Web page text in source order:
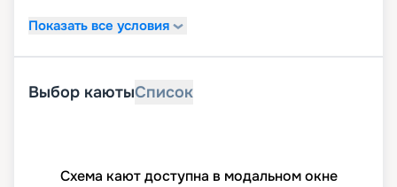
Показать все условия
Выбор каютыСписок
Схема кают доступна в модальном окне